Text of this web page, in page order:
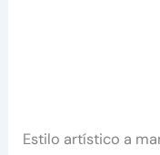
Estilo artístico a